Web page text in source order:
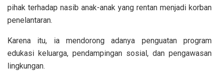
pihak terhadap nasib anak-anak yang rentan menjadi korban
penelantaran.
Karena itu, ia mendorong adanya penguatan program
edukasi keluarga, pendampingan sosial, dan pengawasan
lingkungan.